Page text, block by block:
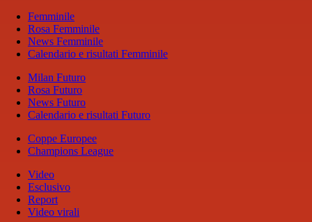
Femminile
Rosa Femminile
News Femminile
Calendario e risultati Femminile
Milan Futuro
Rosa Futuro
News Futuro
Calendario e risultati Futuro
Coppe Europee
Champions League
Video
Esclusivo
Report
Video virali